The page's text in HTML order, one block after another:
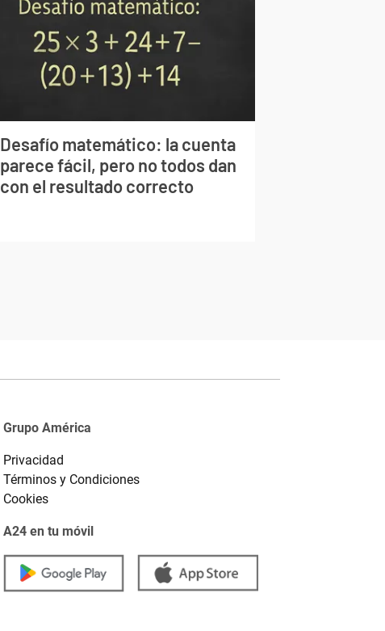
Desafío matemático: la cuenta
parece fácil, pero no todos dan
con el resultado correcto
Grupo América
Privacidad
Términos y Condiciones
Cookies
A24 en tu móvil